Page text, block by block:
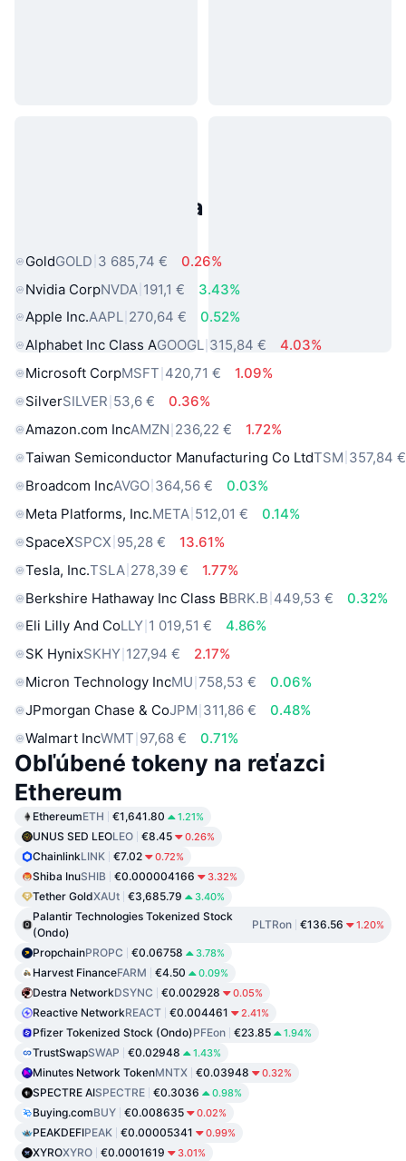
Populárne aktíva z reálneho
GoldGOLD 3 685,74 €
0.26%
Nvidia CorpNVDA 191,1 €
3.43%
Apple Inc.AAPL 270,64 €
0.52%
Alphabet Inc Class AGOOGL 315,84 €
4.03%
Microsoft CorpMSFT 420,71 €
1.09%
SilverSILVER 53,6 €
0.36%
Amazon.com IncAMZN 236,22 €
1.72%
Taiwan Semiconductor Manufacturing Co LtdTSM 357,84 €
Broadcom IncAVGO 364,56 €
0.03%
Meta Platforms, Inc.META 512,01 €
0.14%
SpaceXSPCX 95,28 €
13.61%
Tesla, Inc.TSLA 278,39 €
1.77%
Berkshire Hathaway Inc Class BBRK.B 449,53 €
0.32%
Eli Lilly And CoLLY 1 019,51 €
4.86%
SK HynixSKHY 127,94 €
2.17%
Micron Technology IncMU 758,53 €
0.06%
JPmorgan Chase & CoJPM 311,86 €
0.48%
Walmart IncWMT 97,68 € 0.71%
Obľúbené tokeny na reťazci
Ethereum
EthereumETH €1,641.80 1.21%
UNUS SED LEOLEO €8.45 0.26%
ChainlinkLINK €7.02 0.72%
Shiba InuSHIB €0.000004166 3.32%
Tether GoldXAUt €3,685.79 3.40%
Palantir Technologies Tokenized Stock
(Ondo)
PLTRon €136.56 1.20%
PropchainPROPC €0.06758 3.78%
Harvest FinanceFARM €4.50 0.09%
Destra NetworkDSYNC €0.002928 0.05%
Reactive NetworkREACT €0.004461 2.41%
Pfizer Tokenized Stock (Ondo)PFEon €23.85 1.94%
TrustSwapSWAP €0.02948 1.43%
Minutes Network TokenMNTX €0.03948 0.32%
SPECTRE AISPECTRE €0.3036 0.98%
Buying.comBUY €0.008635 0.02%
PEAKDEFIPEAK €0.00005341 0.99%
XYROXYRO €0.0001619 3.01%